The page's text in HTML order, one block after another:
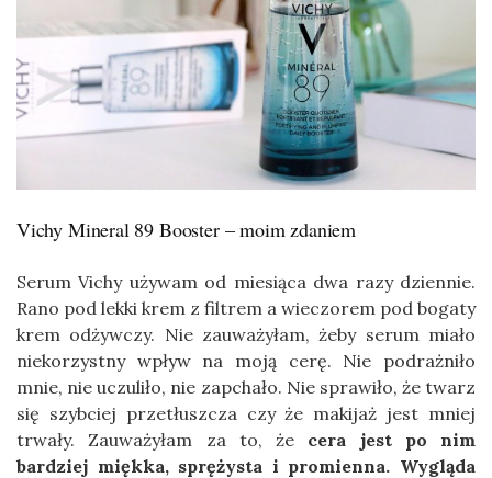
Vichy Mineral 89 Booster – moim zdaniem
Serum Vichy używam od miesiąca dwa razy dziennie.
Rano pod lekki krem z filtrem a wieczorem pod bogaty
krem odżywczy. Nie zauważyłam, żeby serum miało
niekorzystny wpływ na moją cerę. Nie podrażniło
mnie, nie uczuliło, nie zapchało. Nie sprawiło, że twarz
się szybciej przetłuszcza czy że makijaż jest mniej
trwały. Zauważyłam za to, że cera jest po nim
bardziej miękka, sprężysta i promienna. Wygląda